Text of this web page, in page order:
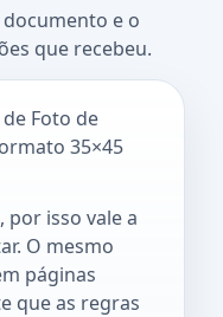
e o
que recebeu.
Foto de
35×45
isso vale a
O mesmo
páginas
que as regras